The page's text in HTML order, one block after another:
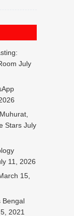
July
Stars July
11, 2026
15,
Bengal
2021